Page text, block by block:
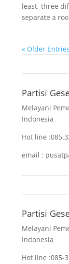
least, three
separate a
« Older Entries
Partisi
Melayani
Indonesia
Hot line
email :
Partisi
Melayani
Indonesia
Hot line :085-